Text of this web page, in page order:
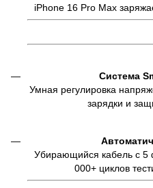
iPhone 16 Pro Max
Система
Умная регулировка
зарядки и
Убирающийся кабель с
000+ циклов